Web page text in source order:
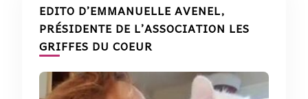
EDITO D’EMMANUELLE AVENEL,
PRÉSIDENTE DE L’ASSOCIATION LES
GRIFFES DU COEUR